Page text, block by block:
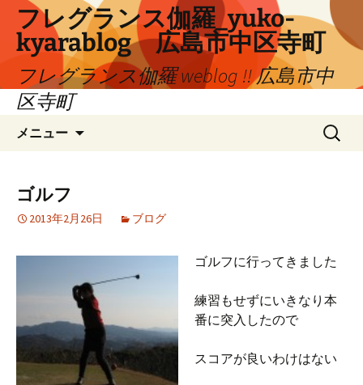
ツ
フレグランス伽羅_yuko-
kyarablog 広島市中区寺町
フレグランス伽羅 weblog !! 広島市中
区寺町
メニュー
検
索:
ゴルフ
2013年2月26日 ブログ
ゴルフに行ってきました
練習もせずにいきなり本
番に突入したので
スコアが良いわけはない